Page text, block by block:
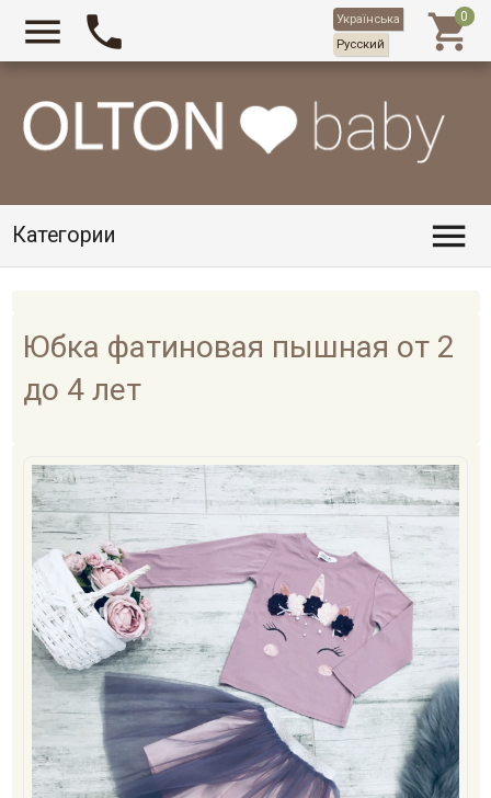
Категории 
  
Юбка фатиновая пышная от 2
до 4 лет
Українська
Русский